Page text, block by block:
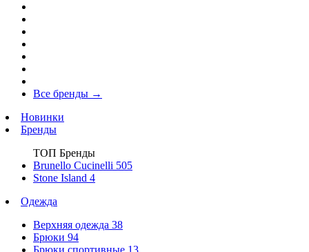
Все бренды →
Новинки
Бренды
ТОП Бренды
Brunello Cucinelli 505
Stone Island 4
Одежда
Верхняя одежда 38
Брюки 94
Брюки спортивные 13